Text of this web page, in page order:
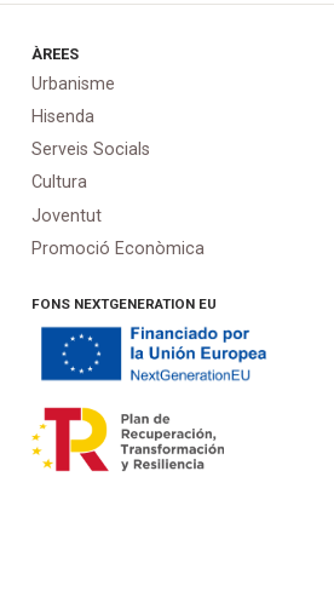
ÀREES
Urbanisme
Hisenda
Serveis Socials
Cultura
Joventut
Promoció Econòmica
FONS NEXTGENERATION EU